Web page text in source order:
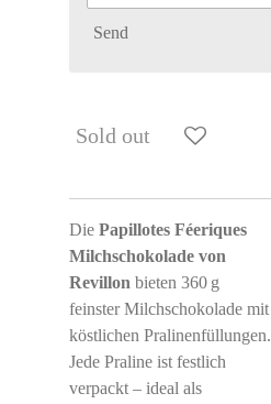
Send
Sold out
Die Papillotes Féeriques
Milchschokolade von
Revillon bieten 360 g
feinster Milchschokolade mit
köstlichen Pralinenfüllungen.
Jede Praline ist festlich
verpackt – ideal als